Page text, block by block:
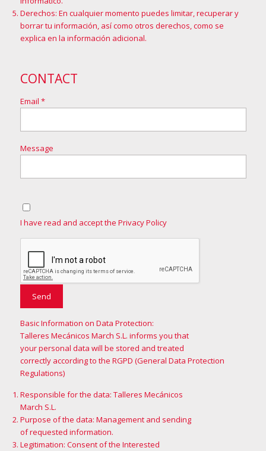
Derechos: En cualquier momento puedes limitar, recuperar y
borrar tu información, así como otros derechos, como se
explica en la información adicional.
CONTACT
Email *
Message
I have read and accept the Privacy Policy
Basic Information on Data Protection:
Talleres Mecánicos March S.L. informs you that
your personal data will be stored and treated
correctly according to the RGPD (General Data Protection
Regulations)
Responsible for the data: Talleres Mecánicos
March S.L.
Purpose of the data: Management and sending
of requested information.
Legitimation: Consent of the Interested